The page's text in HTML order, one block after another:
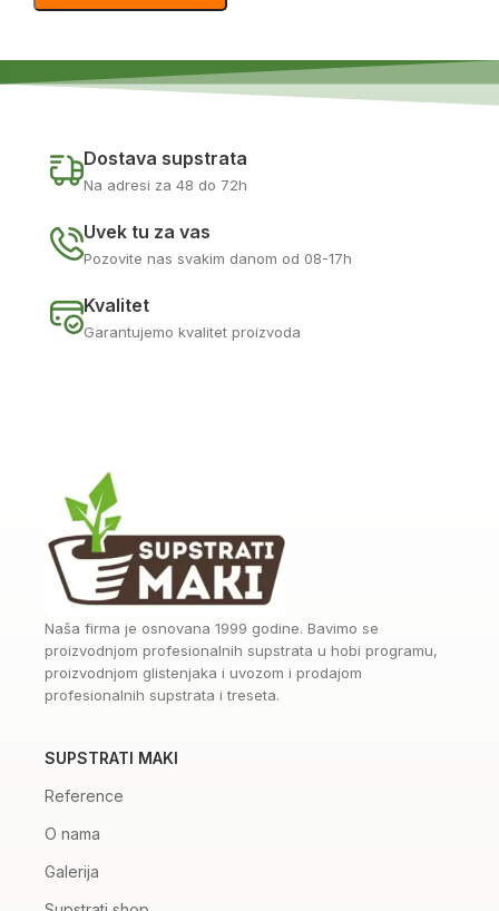
Dostava supstrata
Na adresi za 48 do 72h
Uvek tu za vas
Pozovite nas svakim danom od 08-17h
Kvalitet
Garantujemo kvalitet proizvoda
SUPSTRATI MAKI
Reference
O nama
Galerija
Naša firma je osnovana 1999 godine. Bavimo se
proizvodnjom profesionalnih supstrata u hobi programu,
proizvodnjom glistenjaka i uvozom i prodajom
profesionalnih supstrata i treseta.